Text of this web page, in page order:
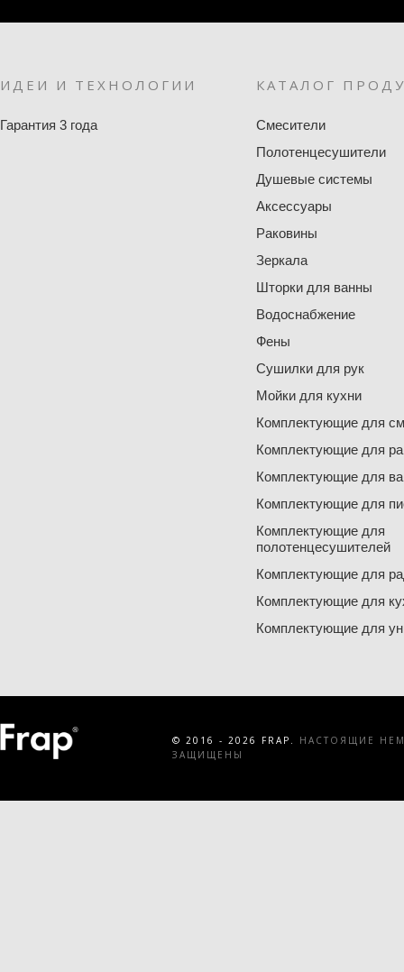
ИДЕИ И ТЕХНОЛОГИИ
Гарантия 3 года
КАТАЛОГ
Смесители
Полотенцесушители
Душевые системы
Аксессуары
Раковины
Зеркала
Шторки для ванны
Водоснабжение
Фены
Сушилки для рук
Мойки для кухни
Комплектующие для
Комплектующие для
Комплектующие для
Комплектующие для
Комплектующие для
полотенцесушителей
Комплектующие для
Комплектующие для
Комплектующие для
© 2016 - 2026 FRAP.
НАСТОЯЩИЕ
ЗАЩИЩЕНЫ